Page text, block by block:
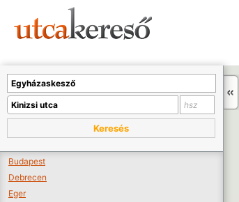
Keresés
Budapest
Debrecen
Eger
A térképet kicsinyíteni kell, hogy látszódjanak a boltok.
Boltok látszódjanak >>